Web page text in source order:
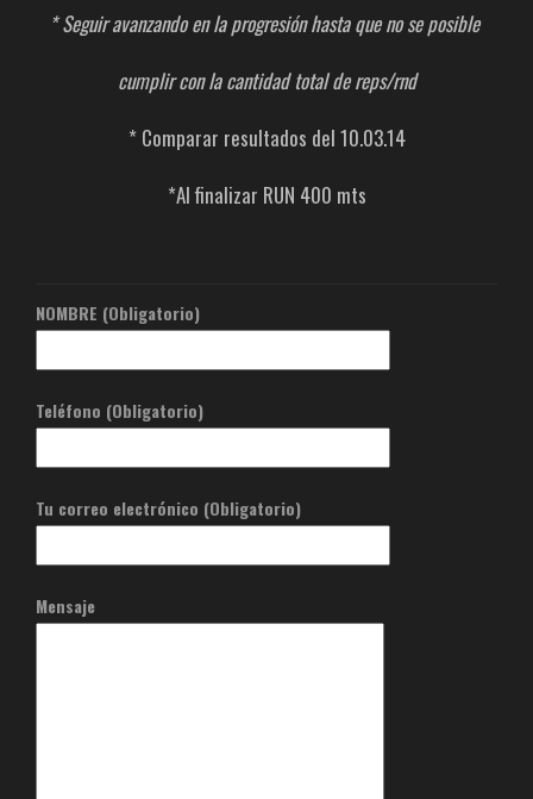
* Seguir avanzando en la progresión hasta que no se posible
cumplir con la cantidad total de reps/rnd
* Comparar resultados del 10.03.14
*Al finalizar RUN 400 mts
NOMBRE (Obligatorio)
Teléfono (Obligatorio)
Tu correo electrónico (Obligatorio)
Mensaje